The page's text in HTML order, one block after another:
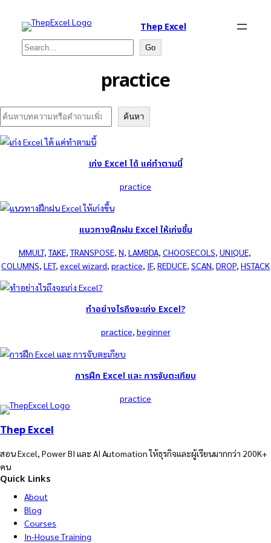
Thep Excel
Search Go
practice
Search ค้นหา
เก่ง Excel ได้ แค่ทำตามนี้
practice
แนวทางฝึกฝน Excel ให้เก่งขึ้น
MMULT, TAKE, TRANSPOSE, N, LAMBDA, CHOOSECOLS, UNIQUE
COLUMNS, LET, excel wizard, practice, IF, REDUCE, SCAN, DROP, HSTACK
ทำอย่างไรถึงจะเก่ง Excel?
practice, beginner
การฝึก Excel และ การจับตะเกียบ
practice
Thep Excel
สอน Excel, Power BI และ AI Automation ให้ธุรกิจและผู้เรียนมากกว่า 200K+
คน
Quick Links
About
Blog
Courses
In-House Training